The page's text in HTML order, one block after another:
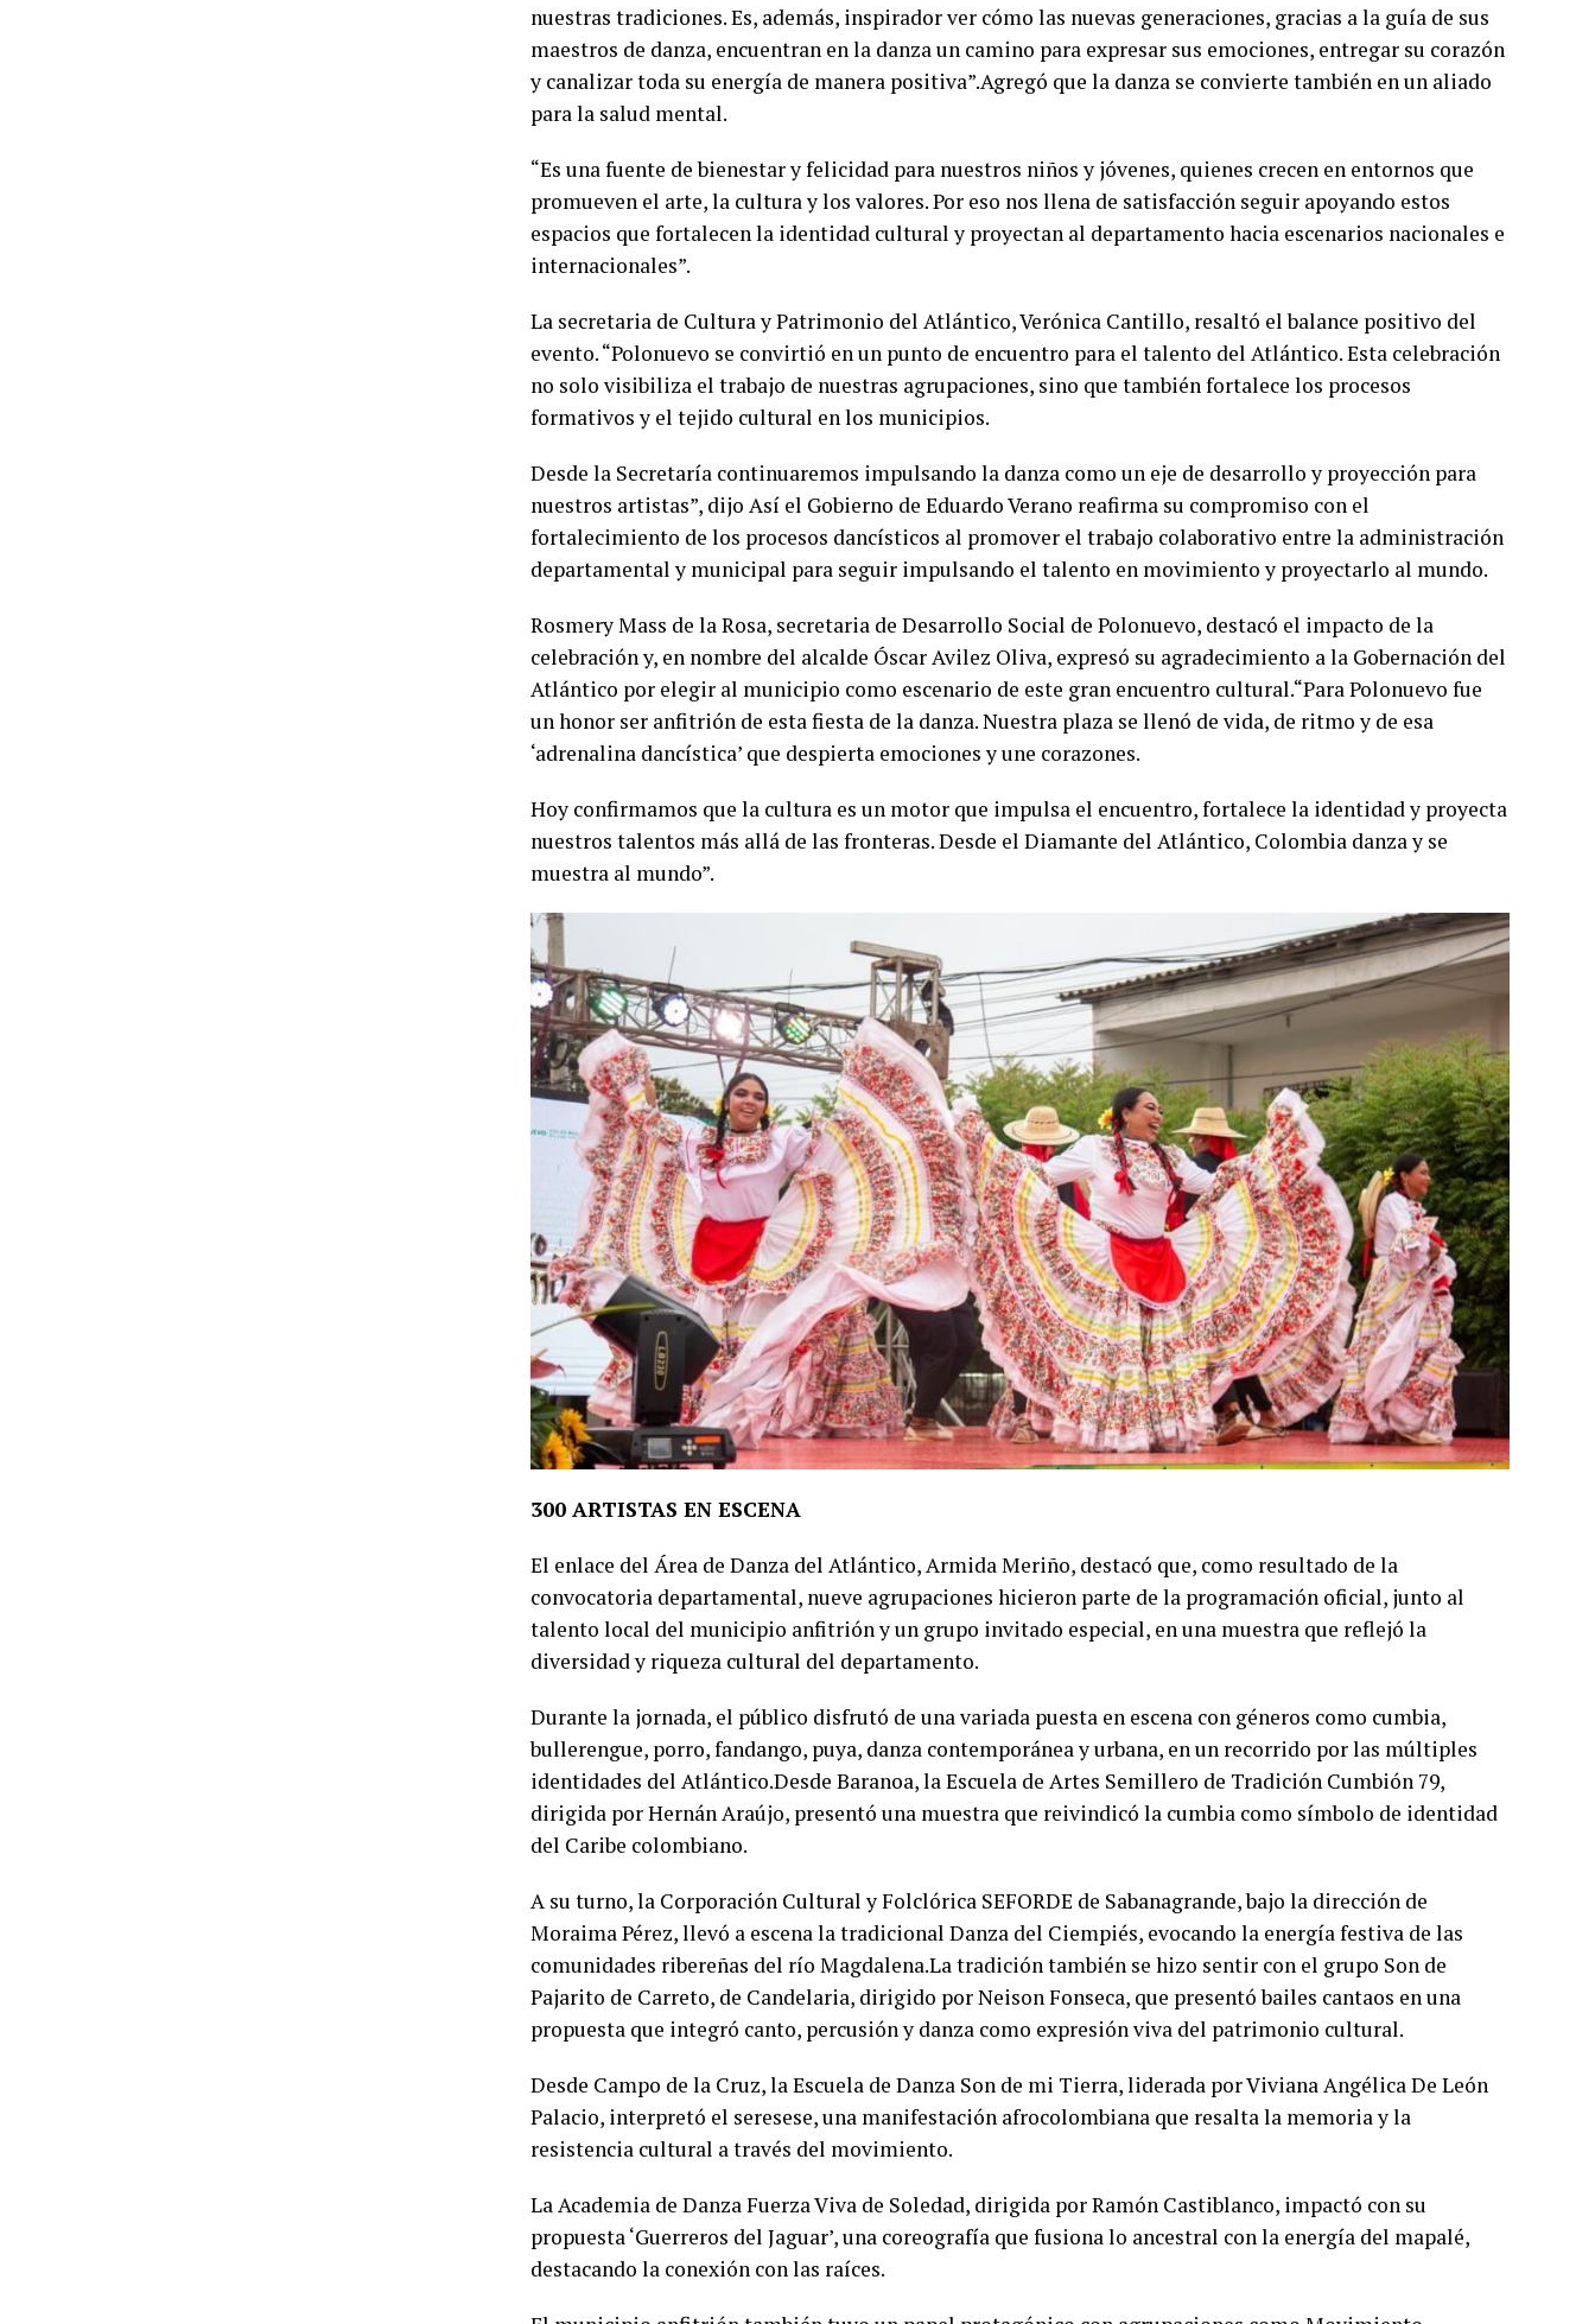
nuestras tradiciones. Es, además, inspirador ver cómo las nuevas generaciones, gracias a la guía de sus
maestros de danza, encuentran en la danza un camino para expresar sus emociones, entregar su corazón
y canalizar toda su energía de manera positiva”.Agregó que la danza se convierte también en un aliado
para la salud mental.
“Es una fuente de bienestar y felicidad para nuestros niños y jóvenes, quienes crecen en entornos que
promueven el arte, la cultura y los valores. Por eso nos llena de satisfacción seguir apoyando estos
espacios que fortalecen la identidad cultural y proyectan al departamento hacia escenarios nacionales e
internacionales”.
La secretaria de Cultura y Patrimonio del Atlántico, Verónica Cantillo, resaltó el balance positivo del
evento. “Polonuevo se convirtió en un punto de encuentro para el talento del Atlántico. Esta celebración
no solo visibiliza el trabajo de nuestras agrupaciones, sino que también fortalece los procesos
formativos y el tejido cultural en los municipios.
Desde la Secretaría continuaremos impulsando la danza como un eje de desarrollo y proyección para
nuestros artistas”, dijo Así el Gobierno de Eduardo Verano reafirma su compromiso con el
fortalecimiento de los procesos dancísticos al promover el trabajo colaborativo entre la administración
departamental y municipal para seguir impulsando el talento en movimiento y proyectarlo al mundo.
Rosmery Mass de la Rosa, secretaria de Desarrollo Social de Polonuevo, destacó el impacto de la
celebración y, en nombre del alcalde Óscar Avilez Oliva, expresó su agradecimiento a la Gobernación del
Atlántico por elegir al municipio como escenario de este gran encuentro cultural.“Para Polonuevo fue
un honor ser anfitrión de esta fiesta de la danza. Nuestra plaza se llenó de vida, de ritmo y de esa
‘adrenalina dancística’ que despierta emociones y une corazones.
Hoy confirmamos que la cultura es un motor que impulsa el encuentro, fortalece la identidad y proyecta
nuestros talentos más allá de las fronteras. Desde el Diamante del Atlántico, Colombia danza y se
muestra al mundo”.
300 ARTISTAS EN ESCENA
El enlace del Área de Danza del Atlántico, Armida Meriño, destacó que, como resultado de la
convocatoria departamental, nueve agrupaciones hicieron parte de la programación oficial, junto al
talento local del municipio anfitrión y un grupo invitado especial, en una muestra que reflejó la
diversidad y riqueza cultural del departamento.
Durante la jornada, el público disfrutó de una variada puesta en escena con géneros como cumbia,
bullerengue, porro, fandango, puya, danza contemporánea y urbana, en un recorrido por las múltiples
identidades del Atlántico.Desde Baranoa, la Escuela de Artes Semillero de Tradición Cumbión 79,
dirigida por Hernán Araújo, presentó una muestra que reivindicó la cumbia como símbolo de identidad
del Caribe colombiano.
A su turno, la Corporación Cultural y Folclórica SEFORDE de Sabanagrande, bajo la dirección de
Moraima Pérez, llevó a escena la tradicional Danza del Ciempiés, evocando la energía festiva de las
comunidades ribereñas del río Magdalena.La tradición también se hizo sentir con el grupo Son de
Pajarito de Carreto, de Candelaria, dirigido por Neison Fonseca, que presentó bailes cantaos en una
propuesta que integró canto, percusión y danza como expresión viva del patrimonio cultural.
Desde Campo de la Cruz, la Escuela de Danza Son de mi Tierra, liderada por Viviana Angélica De León
Palacio, interpretó el seresese, una manifestación afrocolombiana que resalta la memoria y la
resistencia cultural a través del movimiento.
La Academia de Danza Fuerza Viva de Soledad, dirigida por Ramón Castiblanco, impactó con su
propuesta ‘Guerreros del Jaguar’, una coreografía que fusiona lo ancestral con la energía del mapalé,
destacando la conexión con las raíces.